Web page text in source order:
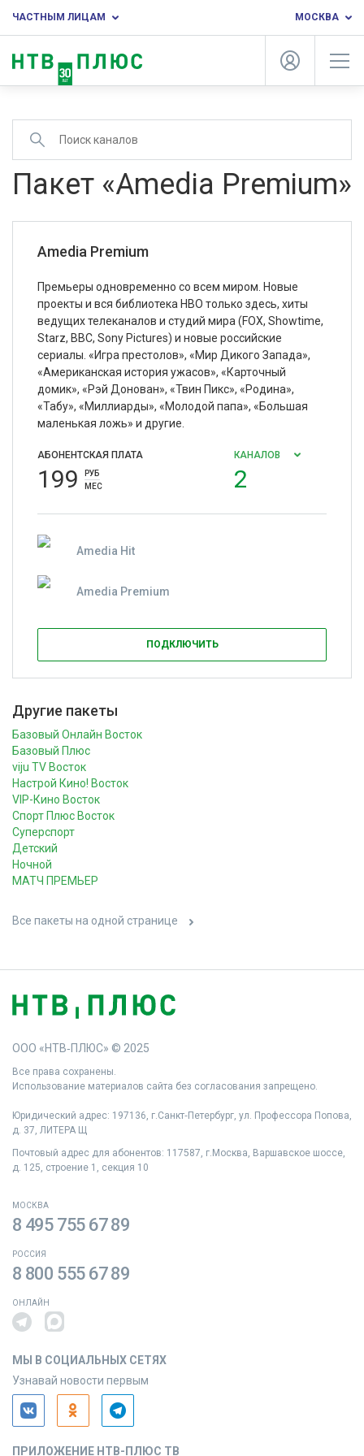
ЧАСТНЫМ ЛИЦАМ МОСКВА
Пакет «Amedia Premium»
Amedia Premium
Премьеры одновременно со всем миром. Новые
проекты и вся библиотека HBO только здесь, хиты
ведущих телеканалов и студий мира (FOX, Showtime,
Starz, BBC, Sony Pictures) и новые российские
сериалы. «Игра престолов», «Мир Дикого Запада»,
«Американская история ужасов», «Карточный
домик», «Рэй Донован», «Твин Пикс», «Родина»,
«Табу», «Миллиарды», «Молодой папа», «Большая
маленькая ложь» и другие.
АБОНЕНТСКАЯ ПЛАТА
199
РУБ
МЕС
КАНАЛОВ
2
Amedia Hit
Amedia Premium
ПОДКЛЮЧИТЬ
Другие пакеты
Базовый Онлайн Восток
Базовый Плюс
viju TV Восток
Настрой Кино! Восток
VIP-Кино Восток
Спорт Плюс Восток
Суперспорт
Детский
Ночной
МАТЧ ПРЕМЬЕР
Все пакеты на одной странице
ООО «НТВ‑ПЛЮС» © 2025
Все права сохранены.
Использование материалов сайта без согласования запрещено.
Юридический адрес: 197136, г.Санкт‑Петербург, ул. Профессора Попова,
д. 37, ЛИТЕРА Щ
Почтовый адрес для абонентов: 117587, г.Москва, Варшавское шоссе,
д. 125, строение 1, секция 10
МОСКВА
8 495 755 67 89
РОССИЯ
8 800 555 67 89
ОНЛАЙН
МЫ В СОЦИАЛЬНЫХ СЕТЯХ
Узнавай новости первым
ПРИЛОЖЕНИЕ НТВ-ПЛЮС ТВ